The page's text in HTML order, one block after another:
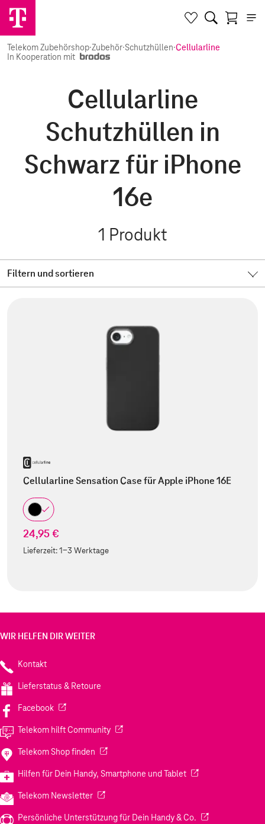
Telekom Zubehörshop·Zubehör·Schutzhüllen·Cellularline
In Kooperation mit
Cellularline
Schutzhüllen in
Schwarz für iPhone
16e
1 Produkt
Filtern und sortieren
Cellularline Sensation Case für Apple iPhone 16E
24,95 €
Lieferzeit:1-3 Werktage
WIR HELFEN DIR WEITER
Kontakt
Lieferstatus & Retoure
Facebook(Wird in einem neuen Tab geöffnet)
Telekom hilft Community(Wird in einem neuen Tab geöffnet)
Telekom Shop finden (Wird in einem neuen Tab geöffnet)
Hilfen für Dein Handy, Smartphone und Tablet(Wird in einem
Telekom Newsletter(Wird in einem neuen Tab geöffnet)
Persönliche Unterstützung für Dein Handy & Co. (Wird in einem